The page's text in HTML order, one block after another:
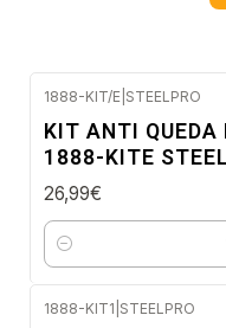
1888-KIT/E STEELPRO
KIT ANTI QUEDA
1888-KITE
26,99€
Quantidade
1888-KIT1 STEELPRO